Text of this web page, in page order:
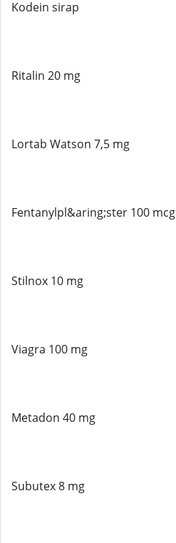
Kodein sirap
Ritalin 20 mg
Lortab Watson 7,5 mg
Fentanylpl&aring;ster 100 mcg
Stilnox 10 mg
Viagra 100 mg
Metadon 40 mg
Subutex 8 mg